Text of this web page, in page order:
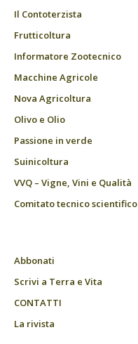
Il Contoterzista
Frutticoltura
Informatore Zootecnico
Macchine Agricole
Nova Agricoltura
Olivo e Olio
Passione in verde
Suinicoltura
VVQ – Vigne, Vini e Qualità
Comitato tecnico scientifico
Abbonati
Scrivi a Terra e Vita
CONTATTI
La rivista